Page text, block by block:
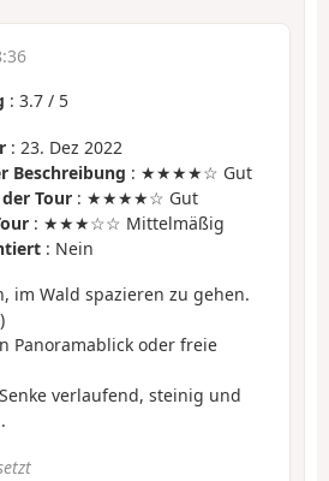
: 3.7 / 5
: 23. Dez 2022
Beschreibung : ★★★★☆ Gut
Tour : ★★★★☆ Gut
: ★★★☆☆ Mittelmäßig
: Nein
im Wald spazieren zu gehen.
Panoramablick oder freie
verlaufend, steinig und